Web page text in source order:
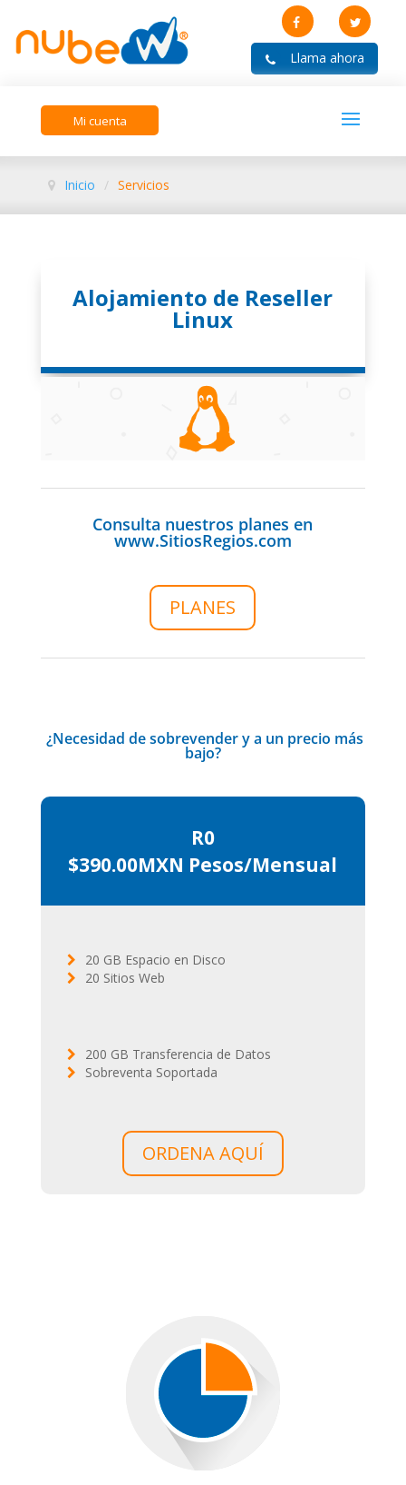
Mi cuenta
Inicio / Servicios
Alojamiento de Reseller
Linux
Consulta nuestros planes en
www.SitiosRegios.com
PLANES
¿Necesidad de sobrevender y a un precio más
bajo?
R0
$390.00MXN Pesos/Mensual
20 GB Espacio en Disco
20 Sitios Web
200 GB Transferencia de Datos
Sobreventa Soportada
ORDENA AQUÍ